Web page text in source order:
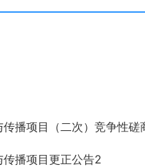
播项目（二次）竞争性磋
传播项目更正公告2